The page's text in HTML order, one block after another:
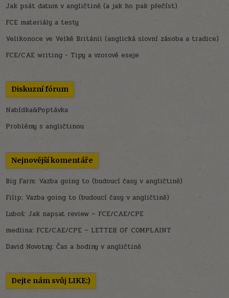
Jak psát datum v angličtině (a jak ho pak přečíst)
FCE materiály a testy
Velikonoce ve Velké Británii (anglická slovní zásoba a tradice)
FCE/CAE writing - Tipy a vzorové eseje
Diskuzní fórum
Nabídka&Poptávka
Problémy s angličtinou
Nejnovější komentáře
Big Farm: Vazba going to (budoucí časy v angličtině)
Filip: Vazba going to (budoucí časy v angličtině)
Luboš: Jak napsat review – FCE/CAE/CPE
medlina: FCE/CAE/CPE – LETTER OF COMPLAINT
David Novotny:Čas a hodiny v angličtině
Dejte nám svůj LIKE:)